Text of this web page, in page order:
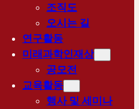
조직도
오시는 길
연구활동
미래과학인재상
공모전
교육활동
행사 및 세미나